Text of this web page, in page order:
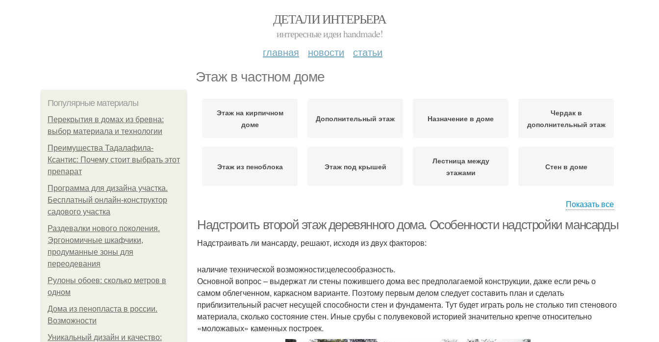
ДЕТАЛИ ИНТЕРЬЕРА
интересные идеи handmade!
главная новости статьи
Этаж в частном доме
Популярные материалы
Перекрытия в домах из бревна:
выбор материала и технологии
Преимущества Тадалафила-
Ксантис: Почему стоит выбрать этот
препарат
Программа для дизайна участка.
Бесплатный онлайн-конструктор
садового участка
Раздевалки нового поколения.
Эргономичные шкафчики,
продуманные зоны для
переодевания
Рулоны обоев: сколько метров в
одном
Дома из пенопласта в россии.
Возможности
Уникальный дизайн и качество:
Этаж на кирпичном
доме
Дополнительный этаж Назначение в доме
Чердак в
дополнительный этаж
Этаж из пеноблока Этаж под крышей
Лестница между
этажами
Стен в доме
доме
Показать все
Надстроить второй этаж деревянного дома. Особенности надстройки мансарды
Надстраивать ли мансарду, решают, исходя из двух факторов:
наличие технической возможности;целесообразность.
Основной вопрос – выдержат ли стены пожившего дома вес предполагаемой конструкции, даже если речь о
самом облегченном, каркасном варианте. Поэтому первым делом следует составить план и сделать
приблизительный расчет несущей способности стен и фундамента. Тут будет играть роль не столько тип стенового
материала, сколько состояние стен. Иные срубы с полувековой историей значительно крепче относительно
«моложавых» каменных построек.